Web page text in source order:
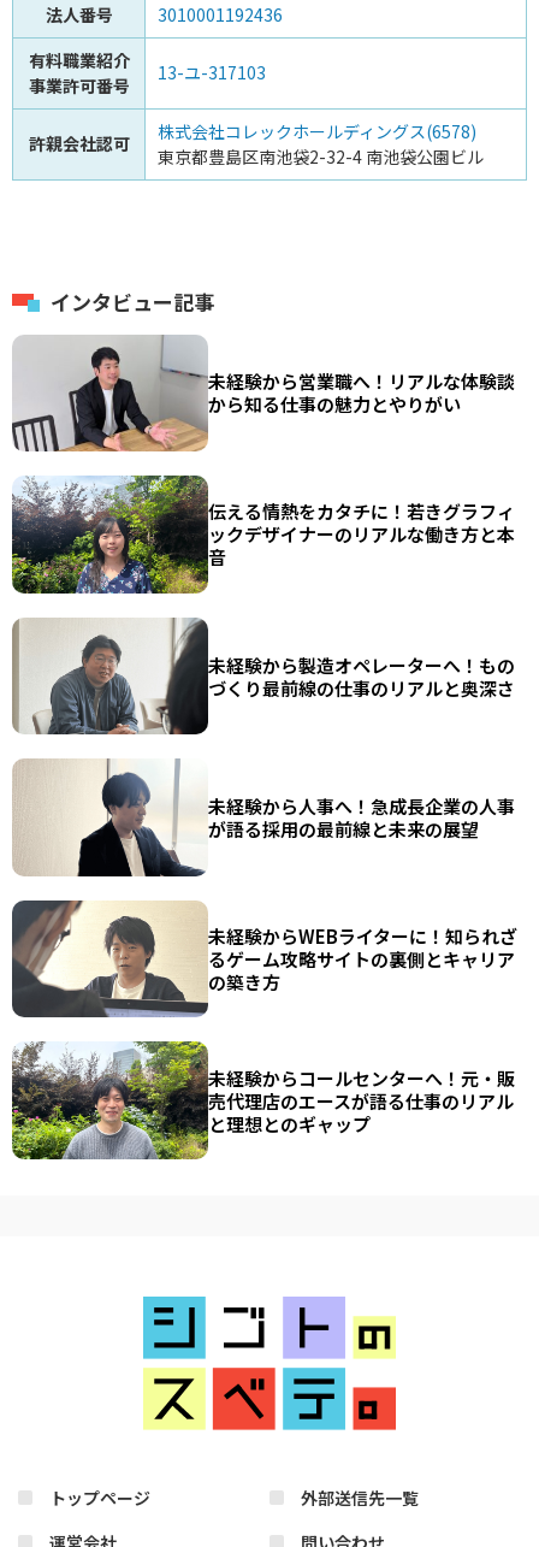
法人番号
3010001192436
有料職業紹介
事業許可番号
13-ユ-317103
許親会社認可
株式会社コレックホールディングス(6578)
東京都豊島区南池袋2-32-4 南池袋公園ビル
インタビュー記事
未経験から営業職へ！リアルな体験談
から知る仕事の魅力とやりがい
伝える情熱をカタチに！若きグラフィ
ックデザイナーのリアルな働き方と本
音
未経験から製造オペレーターへ！もの
づくり最前線の仕事のリアルと奥深さ
未経験から人事へ！急成長企業の人事
が語る採用の最前線と未来の展望
未経験からWEBライターに！知られざ
るゲーム攻略サイトの裏側とキャリア
の築き方
未経験からコールセンターへ！元・販
売代理店のエースが語る仕事のリアル
と理想とのギャップ
トップページ
外部送信先一覧